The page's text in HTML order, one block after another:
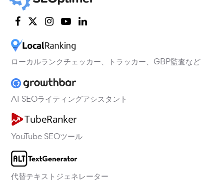
ローカルランクチェッカー、トラッカー、GBP監査など
AI SEOライティングアシスタント
YouTube SEOツール
代替テキストジェネレーター